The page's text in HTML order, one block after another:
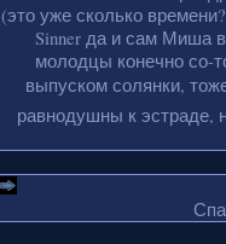
(это уже сколько
Sinner да и сам Миша
молодцы конечно со-
выпуском солянки,
равнодушны к эстраде,